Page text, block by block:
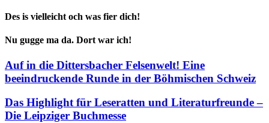
Des is vielleicht och was fier dich!
Nu gugge ma da. Dort war ich!
Auf in die Dittersbacher Felsenwelt! Eine
beeindruckende Runde in der Böhmischen Schweiz
Das Highlight für Leseratten und Literaturfreunde –
Die Leipziger Buchmesse